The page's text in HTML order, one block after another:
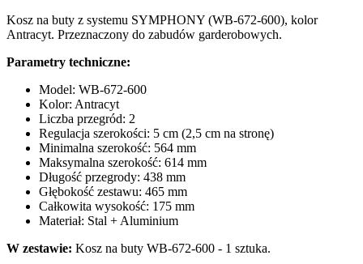
Kosz na buty z systemu SYMPHONY (WB-672-600), kolor
Antracyt. Przeznaczony do zabudów garderobowych.
Parametry techniczne:
Model: WB-672-600
Kolor: Antracyt
Liczba przegród: 2
Regulacja szerokości: 5 cm (2,5 cm na stronę)
Minimalna szerokość: 564 mm
Maksymalna szerokość: 614 mm
Długość przegrody: 438 mm
Głębokość zestawu: 465 mm
Całkowita wysokość: 175 mm
Materiał: Stal + Aluminium
W zestawie: Kosz na buty WB-672-600 - 1 sztuka.